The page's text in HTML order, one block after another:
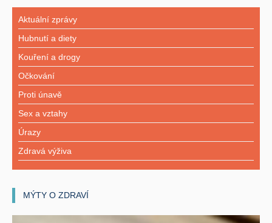
Aktuální zprávy
Hubnutí a diety
Kouření a drogy
Očkování
Proti únavě
Sex a vztahy
Úrazy
Zdravá výživa
MÝTY O ZDRAVÍ